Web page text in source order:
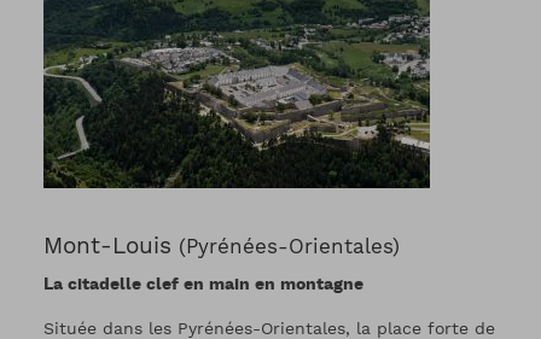
Mont-Louis (Pyrénées-Orientales)
La citadelle clef en main en montagne
Située dans les Pyrénées-Orientales, la place forte de